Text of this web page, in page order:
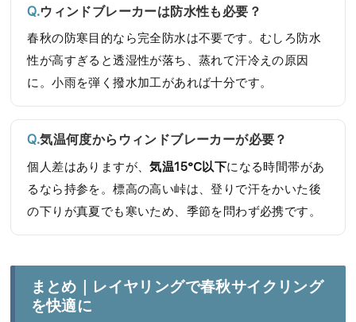
ウィンドブレーカーは防水性も必要？
春秋の防寒目的なら完全防水は不要です。むしろ防水
性が高すぎると透湿性が落ち、蒸れて汗冷えの原因
に。小雨を弾く撥水加工があれば十分です。
気温何度からウィンドブレーカーが必要？
個人差はありますが、気温15℃以下になる時間帯があ
るなら持参を。標高の高い峠は、登りで汗をかいた後
の下りが真夏でも寒いため、季節を問わず必携です。
まとめ｜レイヤリングで春秋サイクリング
を快適に